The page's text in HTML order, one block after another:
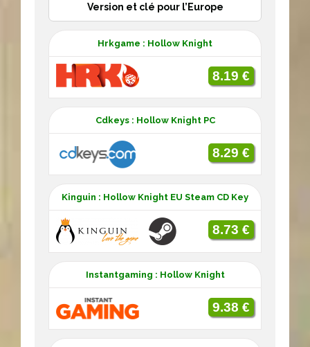
Version et clé pour l’Europe
Hrkgame : Hollow Knight
8.19 €
Cdkeys : Hollow Knight PC
8.29 €
Kinguin : Hollow Knight EU Steam CD Key
8.73 €
Instantgaming : Hollow Knight
9.38 €